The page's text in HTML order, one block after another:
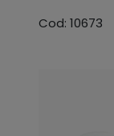
Cod: 10673